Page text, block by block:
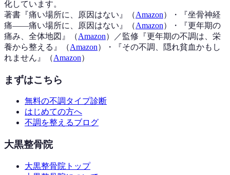
化しています。
著書『痛い場所に、原因はない 』（Amazon） ・『坐骨神経
痛——痛い場所に、原因はない 』（Amazon） ・『更年期の
痛み、全体地図 』（Amazon） ／監修『更年期の不調は、栄
養から整える 』（Amazon） ・『その不調、隠れ貧血かもし
れません 』（Amazon）
まずはこちら
無料の不調タイプ診断
はじめての方へ
不調を整えるブログ
大黒整骨院
大黒整骨院トップ